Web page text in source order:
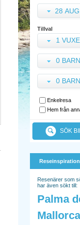
28
Tillval
1
0
0
Enkelresa
Hem från
SÖK
Reseinspiration
Resenärer som
har även sökt till:
Palma
Mallorca